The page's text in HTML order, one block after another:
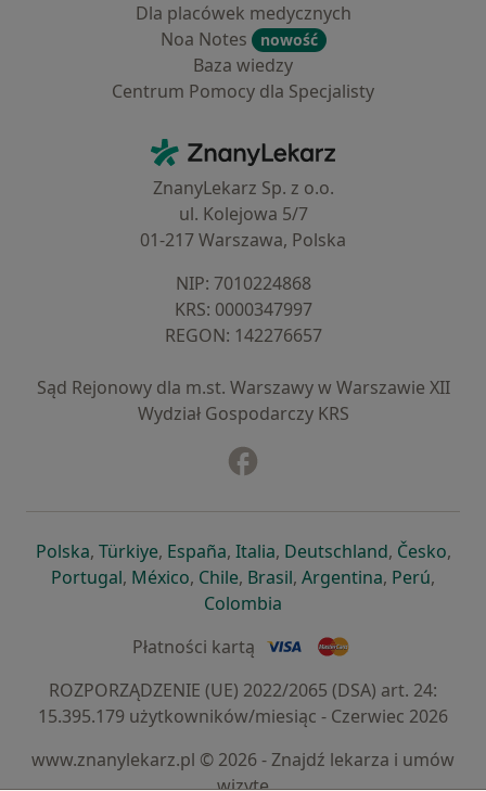
Dla placówek medycznych
Noa Notes
nowość
Baza wiedzy
Centrum Pomocy dla Specjalisty
ZnanyLekarz - Strona główna
ZnanyLekarz Sp. z o.o.
ul. Kolejowa 5/7
01-217 Warszawa, Polska
NIP: ⁠7010224868
KRS: ⁠0000347997
REGON: ⁠142276657
Sąd Rejonowy dla m.st. Warszawy w Warszawie XII
Wydział Gospodarczy KRS
Polskaotwiera się w nowej karcie
, Türkiyeotwiera się w nowej karcie
, Españaotwiera się w nowej karcie
, Italiaotwiera się w nowej
, Deutschlandotwiera się
, Česko,
Portugalotwiera się w nowej karcie
, Méxicootwiera się w nowej karcie
, Chileotwiera się w nowej karcie
, Brasilotwiera się w nowej
, Argentinaotwiera się
, Perú,
Colombia
Płatności kartą
ROZPORZĄDZENIE (UE) 2022/2065 (DSA) art. 24:
15.395.179 użytkowników/miesiąc - Czerwiec 2026
www.znanylekarz.pl © 2026 - Znajdź lekarza i umów
wizytę